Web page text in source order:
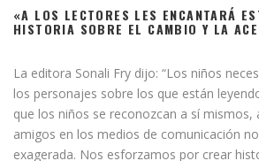
«A LOS LECTORES LES ENCANTARÁ
HISTORIA SOBRE EL CAMBIO Y LA
La editora Sonali Fry dijo: “Los niños
los personajes sobre los que están
que los niños se reconozcan a sí mismos,
amigos en los medios de comunicación
exagerada. Nos esforzamos por crear